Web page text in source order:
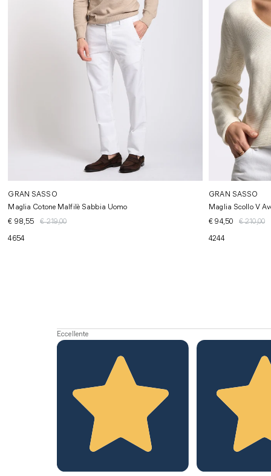
GRAN SASSO
Maglia Cotone Malfilè Sabbia Uomo
€ 98,55
€ 219,00
4654
GRAN SASSO
Maglia Scollo V
€ 94,50
€ 210,00
4244
Eccellente